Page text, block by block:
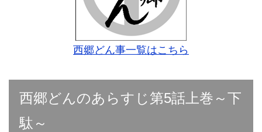
西郷どん事一覧はこちら
西郷どんのあらすじ第5話上巻～下
駄～